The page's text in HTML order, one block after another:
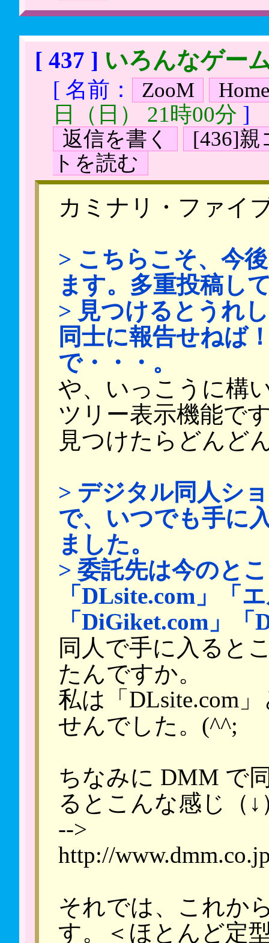
[ 437 ] いろんなゲー
[ 名前： ZooM
日（日） 21時00分 ]
返信を書く
[436]親
トを読む
カミナリ・ファイ
> こちらこそ、今
ます。多重投稿し
> 見つけるとうれ
同士に報告せねば
で・・・。
や、いっこうに構
ツリー表示機能で
見つけたらどんど
> デジタル同人シ
で、いつでも手に
ました。
> 委託先は今のと
「DLsite.com」「
「DiGiket.com」
同人で手に入ると
たんですか。
私は「DLsite.com
せんでした。(^^;
ちなみに DMM で
るとこんな感じ（
-->
http://
それでは、これか
す。＜ほとんど定